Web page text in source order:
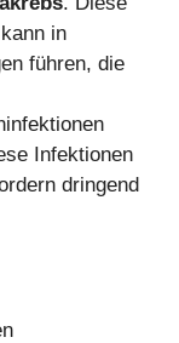
in
führen, die
Infektionen
dringend